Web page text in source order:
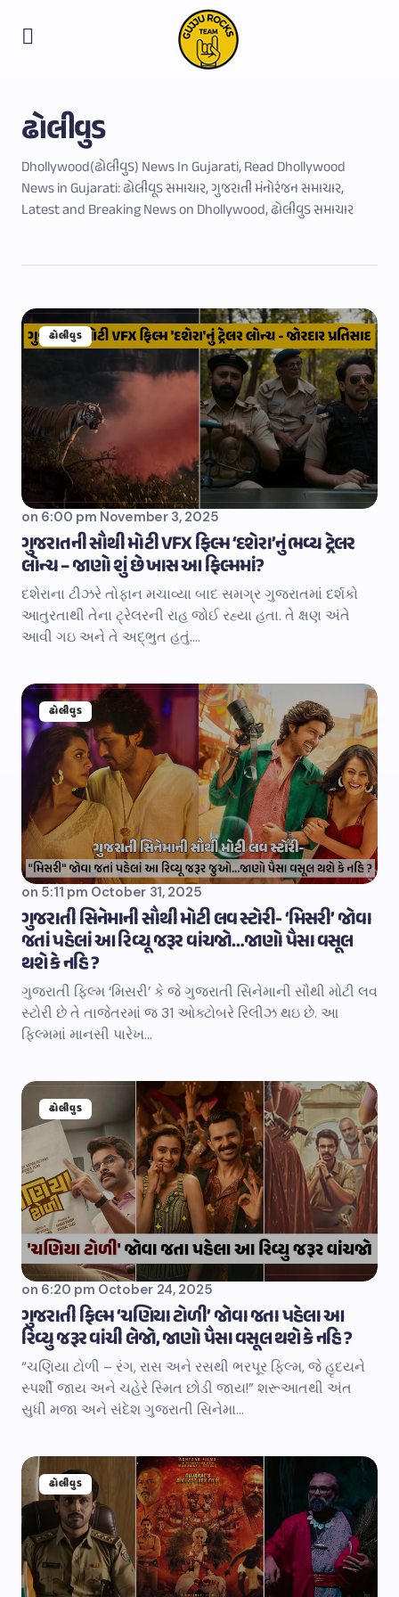
ઢોલીવુડ
Dhollywood(ઢોલીવુડ) News In Gujarati, Read Dhollywood
News in Gujarati: ઢોલીવૂડ સમાચાર, ગુજરાતી મંનોરંજન સમાચાર,
Latest and Breaking News on Dhollywood, ઢોલીવુડ સમાચાર
ઢોલીવુડ
on 6:00 pm November 3, 2025
ગુજરાતની સૌથી મોટી VFX ફિલ્મ ‘દશેરા’નું ભવ્ય ટ્રેલર
લોન્ચ – જાણો શું છે ખાસ આ ફિલ્મમાં?
દશેરાના ટીઝરે તોફાન મચાવ્યા બાદ સમગ્ર ગુજરાતમાં દર્શકો
આતુરતાથી તેના ટ્રેલરની રાહ જોઈ રહ્યા હતા. તે ક્ષણ અંતે
આવી ગઇ અને તે અદ્ભુત હતું.…
ઢોલીવુડ
on 5:11 pm October 31, 2025
ગુજરાતી સિનેમાની સૌથી મોટી લવ સ્ટોરી- ‘મિસરી’ જોવા
જતાં પહેલાં આ રિવ્યૂ જરૂર વાંચજો…જાણો પૈસા વસૂલ
થશે કે નહિ ?
ગુજરાતી ફિલ્મ ‘મિસરી’ કે જે ગુજરાતી સિનેમાની સૌથી મોટી લવ
સ્ટોરી છે તે તાજેતરમાં જ 31 ઓક્ટોબરે રિલીઝ થઇ છે. આ
ફિલ્મમાં માનસી પારેખ…
ઢોલીવુડ
on 6:20 pm October 24, 2025
ગુજરાતી ફિલ્મ ‘ચણિયા ટોળી’ જોવા જતા પહેલા આ
રિવ્યુ જરૂર વાંચી લેજો, જાણો પૈસા વસૂલ થશે કે નહિ ?
“ચણિયા ટોળી – રંગ, રાસ અને રસથી ભરપૂર ફિલ્મ, જે હૃદયને
સ્પર્શી જાય અને ચહેરે સ્મિત છોડી જાય!” શરૂઆતથી અંત
સુધી મજા અને સંદેશ ગુજરાતી સિનેમા…
ઢોલીવુડ